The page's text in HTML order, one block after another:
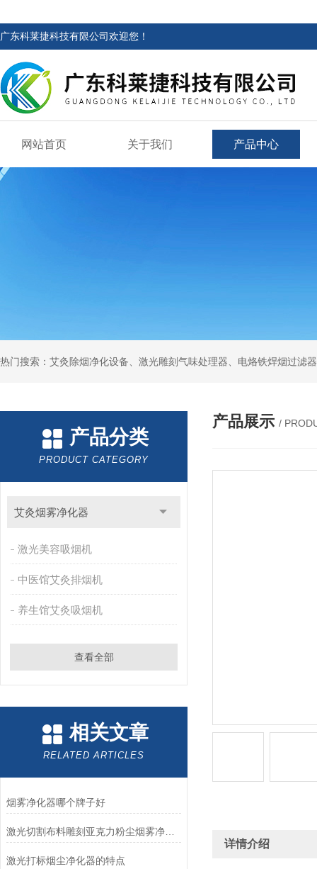
广东科莱捷科技有限公司欢迎您！
网站首页 关于我们 产品中心
产品分类
PRODUCT CATEGORY
艾灸烟雾净化器
激光美容吸烟机
中医馆艾灸排烟机
养生馆艾灸吸烟机
查看全部
相关文章
RELATED ARTICLES
烟雾净化器哪个牌子好
激光切割布料雕刻亚克力粉尘烟雾净化器除烟除味打标皮革过滤设备
激光打标烟尘净化器的特点
产品展示 /
详情介绍